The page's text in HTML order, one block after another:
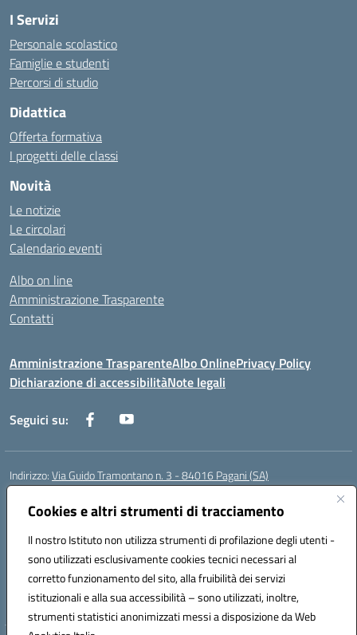
Cookies e altri strumenti di tracciamento
Il nostro Istituto non utilizza strumenti di profilazione degli utenti -
sono utilizzati esclusivamente cookies tecnici necessari al
corretto funzionamento del sito, alla fruibilità dei servizi
istituzionali e alla sua accessibilità – sono utilizzati, inoltre,
strumenti statistici anonimizzati messi a disposizione da Web
I Servizi
Personale scolastico
Famiglie e studenti
Percorsi di studio
Didattica
Offerta formativa
I progetti delle classi
Novità
Le notizie
Le circolari
Calendario eventi
Albo on line
Amministrazione Trasparente
Contatti
Amministrazione TrasparenteAlbo OnlinePrivacy Policy
Dichiarazione di accessibilitàNote legali
Seguici su:
Indirizzo:Via Guido Tramontano n. 3 - 84016 Pagani (SA)
Centralino:
Posta elettronica certificata (PEC):saps08000t@pec.istruzione.it
Codice fiscale: 80022400651
Codice meccanografico:SAPS08000T
Codice Indice delle Pubbliche Amministrazioni (IPA): istsc_saps08000t
Codice unico di fatturazione (CUF): UFC29W